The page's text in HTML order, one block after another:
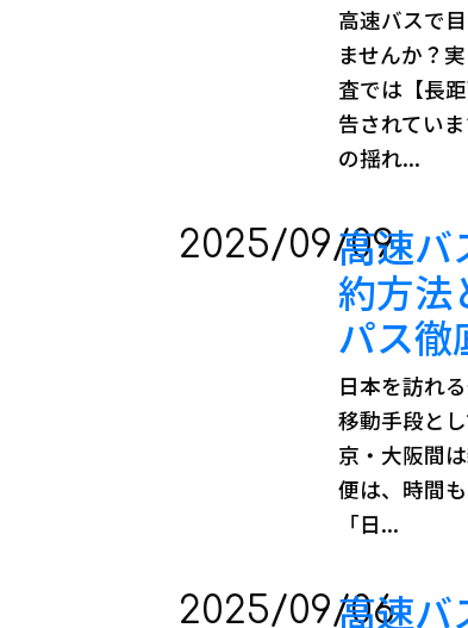
高速バスで
ませんか？
査では【長
告されてい
の揺れ...
2025/09/09高速バ
約方法
パス徹
日本を訪れ
移動手段と
京・大阪間
便は、時間
「日...
2025/09/06高速バ